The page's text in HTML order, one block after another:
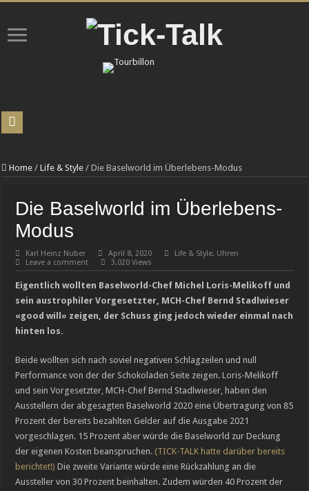
Chronoswiss-Spagat: Tradition versus Moderne!
Uhren-Halbwissen: Zehn Missverständnisse, die selbst unter Sammlern
PERRELET X IFL WATCHES lancieren gemeinsam die Weekend GMT Atlas
ChronoDock© – der ultimative Andock-Roboter für Ihre Armbanduhr
Luxusmarke Maserati in finanziellen Schwierigkeiten
Cystos: Auf dem Weg zur eigenständigen Manufaktur-Marke
Home / Life & Style / Die Baselworld im Überlebens-Modus
Die Baselworld im Überlebens-
Modus
Karl Heinz Nuber April 8, 2020 Life & Style, Uhren
Leave a comment
3,020 Views
Eigentlich wollten Baselworld-Chef Michel Loris-Melikoff und
sein austrophiler Vorgesetzter, MCH-Chef Bernd Stadlwieser
«good will» zeigen, der Schuss ging jedoch wieder einmal nach
hinten los.
Beide wollten sich nach soviel negativen Schlagzeilen und null
Performance von der der Schokoladen Seite zeigen. Loris-Melikoff
und sein Vorgesetzter, MCH-Chef Bernd Stadlwieser, haben den
Ausstellern der abgesagten Baselworld 2020 eine Übertragung von 85
Prozent der bereits bezahlten Gelder auf die Ausgabe 2021
vorgeschlagen. 15 Prozent aber würde die Baselworld zur Deckung
der eigenen Kosten beanspruchen. (TICK-TALK hatte darüber bereits
berichtet!) Die zweite Variante würde eine Rückzahlung an die
Aussteller von 30 Prozent beinhalten. Zudem würden 40 Prozent der